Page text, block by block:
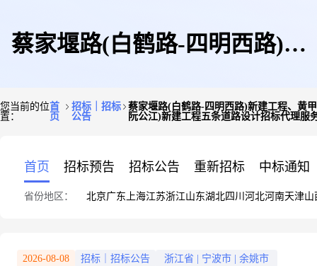
蔡家堰路(白鹤路-四明西路)新
您当前的位
置：
首
页
招标｜招标
公告
蔡家堰路(白鹤路-四明西路)新建工程、黄
阮公江)新建工程五条道路设计招标代理服
首页 招标预告 招标公告 重新招标 中标通知
省份地区： 北京广东 上海江苏浙江山东湖北四川 河北河南天津山
2026-08-08 招标｜招标公告 浙江省 宁波市 余姚市